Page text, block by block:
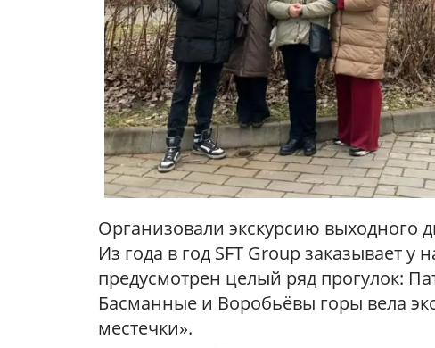
Организовали экскурсию выходного
Из года в год SFT Group заказывает
предусмотрен целый ряд прогулок:
Басманные и Воробьёвы горы вела
местечки».